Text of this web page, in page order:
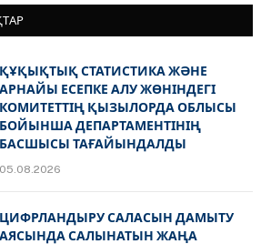
ҚҰҚЫҚТЫҚ СТАТИСТИКА ЖӘНЕ
АРНАЙЫ ЕСЕПКЕ АЛУ ЖӨНІНДЕГІ
КОМИТЕТТІҢ ҚЫЗЫЛОРДА ОБЛЫСЫ
БОЙЫНША ДЕПАРТАМЕНТІНІҢ
БАСШЫСЫ ТАҒАЙЫНДАЛДЫ
05.08.2026
ЦИФРЛАНДЫРУ САЛАСЫН ДАМЫТУ
АЯСЫНДА САЛЫНАТЫН ЖАҢА